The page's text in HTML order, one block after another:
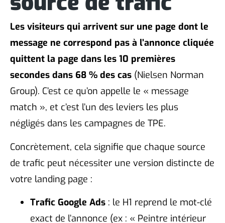
Les visiteurs qui arrivent sur une page dont le
message ne correspond pas à l’annonce cliquée
quittent la page dans les 10 premières
secondes dans 68 % des cas (Nielsen Norman
Group). C’est ce qu’on appelle le « message
match », et c’est l’un des leviers les plus
négligés dans les campagnes de TPE.
Concrètement, cela signifie que chaque source
de trafic peut nécessiter une version distincte de
votre landing page :
Trafic Google Ads : le H1 reprend le mot-clé
exact de l’annonce (ex : « Peintre intérieur